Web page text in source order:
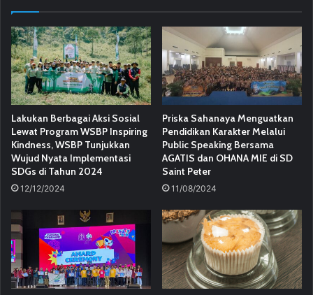
Lakukan Berbagai Aksi Sosial
Lewat Program WSBP Inspiring
Kindness, WSBP Tunjukkan
Wujud Nyata Implementasi
SDGs di Tahun 2024
12/12/2024
Priska Sahanaya Menguatkan
Pendidikan Karakter Melalui
Public Speaking Bersama
AGATIS dan OHANA MIE di SD
Saint Peter
11/08/2024